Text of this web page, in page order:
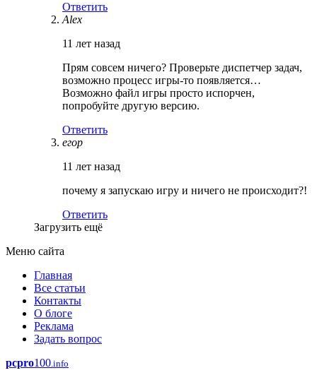
Ответить
Alex
11 лет назад
Прям совсем ничего? Проверьте диспетчер задач,
возможно процесс игры-то появляется…
Возможно файл игры просто испорчен,
попробуйте другую версию.
Ответить
егор
11 лет назад
почему я запускаю игру и ничего не происходит?!
Ответить
Загрузить ещё
Меню сайта
Главная
Все статьи
Контакты
О блоге
Реклама
Задать вопрос
pcpro100.info